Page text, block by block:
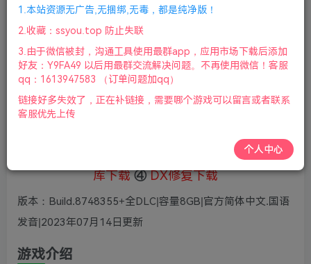
此内容为付费资源，请付费后查看
鲜花 5
赞助会员 免费
③ 游戏运行
库下载 ④ DX修复下载
版本：Build.8748355+全DLC|容量8GB|官方简体中文.国语
发音|2023年07月14日更新
游戏介绍
1.本站资源无广告,无捆绑,无毒，都是纯净版！
2.收藏：ssyou.top 防止失联
3.由于微信被封，沟通工具使用最群app，应用市场下载后添加
好友：Y9FA49 以后用最群交流解决问题。不再使用微信！客服
qq：1613947583 （订单问题加qq）
链接好多失效了，正在补链接，需要哪个游戏可以留言或者联系
客服优先上传
个人中心